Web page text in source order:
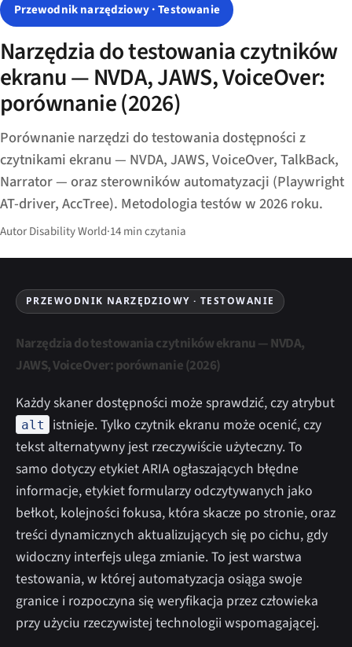
Przewodnik narzędziowy · Testowanie
Narzędzia do testowania czytników
ekranu — NVDA, JAWS, VoiceOver:
porównanie (2026)
Porównanie narzędzi do testowania dostępności z
czytnikami ekranu — NVDA, JAWS, VoiceOver, TalkBack,
Narrator — oraz sterowników automatyzacji (Playwright
AT-driver, AccTree). Metodologia testów w 2026 roku.
Autor Disability World·14 min czytania
PRZEWODNIK NARZĘDZIOWY · TESTOWANIE
Narzędzia do testowania czytników ekranu — NVDA,
JAWS, VoiceOver: porównanie (2026)
Każdy skaner dostępności może sprawdzić, czy atrybut
alt
istnieje. Tylko czytnik ekranu może ocenić, czy
tekst alternatywny jest rzeczywiście użyteczny. To
samo dotyczy etykiet ARIA ogłaszających błędne
informacje, etykiet formularzy odczytywanych jako
bełkot, kolejności fokusa, która skacze po stronie, oraz
treści dynamicznych aktualizujących się po cichu, gdy
widoczny interfejs ulega zmianie. To jest warstwa
testowania, w której automatyzacja osiąga swoje
granice i rozpoczyna się weryfikacja przez człowieka
przy użyciu rzeczywistej technologii wspomagającej.